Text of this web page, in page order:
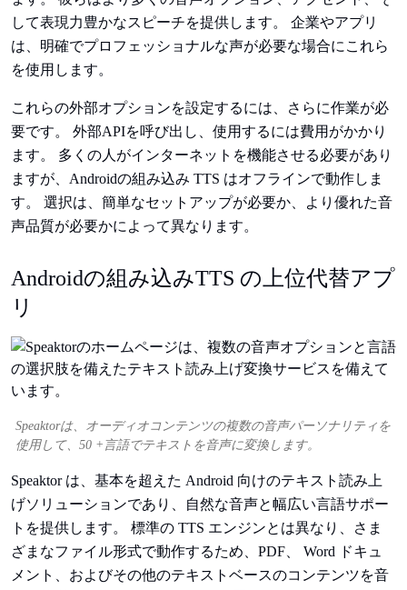
して表現力豊かなスピーチを提供します。 企業やアプリ
は、明確でプロフェッショナルな声が必要な場合にこれら
を使用します。
これらの外部オプションを設定するには、さらに作業が必
要です。 外部APIを呼び出し、使用するには費用がかかり
ます。 多くの人がインターネットを機能させる必要があり
ますが、Androidの組み込み TTS はオフラインで動作しま
す。 選択は、簡単なセットアップが必要か、より優れた音
声品質が必要かによって異なります。
Androidの組み込みTTS の上位代替アプ
リ
Speaktorは、オーディオコンテンツの複数の音声パーソナリティを
使用して、50 +言語でテキストを音声に変換します。
Speaktor は、基本を超えた Android 向けのテキスト読み上
げソリューションであり、自然な音声と幅広い言語サポー
トを提供します。 標準の TTS エンジンとは異なり、さま
ざまなファイル形式で動作するため、PDF、 Word ドキュ
メント、およびその他のテキストベースのコンテンツを音